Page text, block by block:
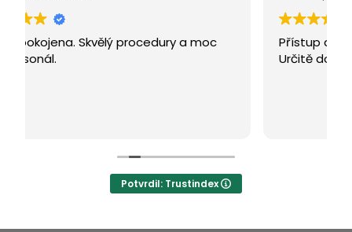
Přístup a procedury jsou v naprostém topu.
Určitě doporučuji navštívit.
Potvrdil: Trustindex